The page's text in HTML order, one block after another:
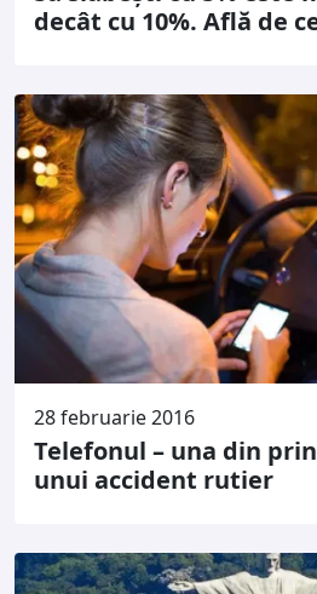
decât cu 10%. Află de
28 februarie 2016
Telefonul – una din
unui accident rutier